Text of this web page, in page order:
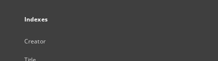
Indexes
Creator